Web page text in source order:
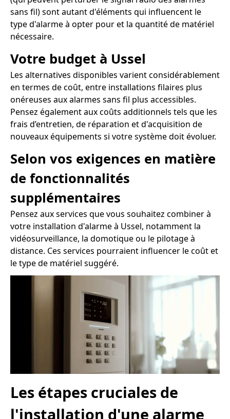
sans fil) sont autant d'éléments qui influencent le
type d'alarme à opter pour et la quantité de matériel
nécessaire.
Votre budget à Ussel
Les alternatives disponibles varient considérablement
en termes de coût, entre installations filaires plus
onéreuses aux alarmes sans fil plus accessibles.
Pensez également aux coûts additionnels tels que les
frais d’entretien, de réparation et d'acquisition de
nouveaux équipements si votre système doit évoluer.
Selon vos exigences en matière
de fonctionnalités
supplémentaires
Pensez aux services que vous souhaitez combiner à
votre installation d'alarme à Ussel, notamment la
vidéosurveillance, la domotique ou le pilotage à
distance. Ces services pourraient influencer le coût et
le type de matériel suggéré.
Les étapes cruciales de
l'installation d'une alarme